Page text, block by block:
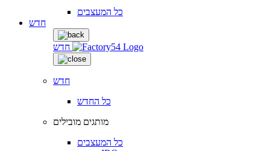
כל המעצבים
חדש
חדש
חדש
כל החדש
מותגים מובילים
כל המעצבים